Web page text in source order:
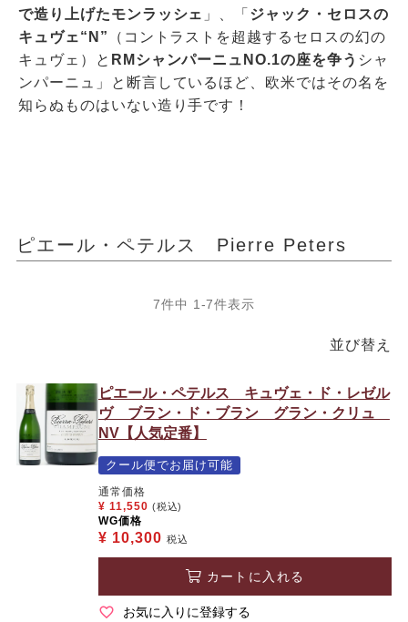
で造り上げたモンラッシェ 」、「 ジャック・セロスの
キュヴェ“N” （コントラストを超越するセロスの幻の
キュヴェ）と RMシャンパーニュNO.1の座を争う シャ
ンパーニュ」と断言しているほど、欧米ではその名を
知らぬものはいない造り手です！
ピエール・ペテルス Pierre Peters
並び替え
7件中 1 -7件表示
ピエール・ペテルス キュヴェ・ド・レゼル
ヴ ブラン・ド・ブラン グラン・クリュ
NV【人気定番】
クール便でお届け可能
通常価格
¥ 11,550 (税込)
WG価格
¥ 10,300 税込
カートに入れる
お気に入りに登録する